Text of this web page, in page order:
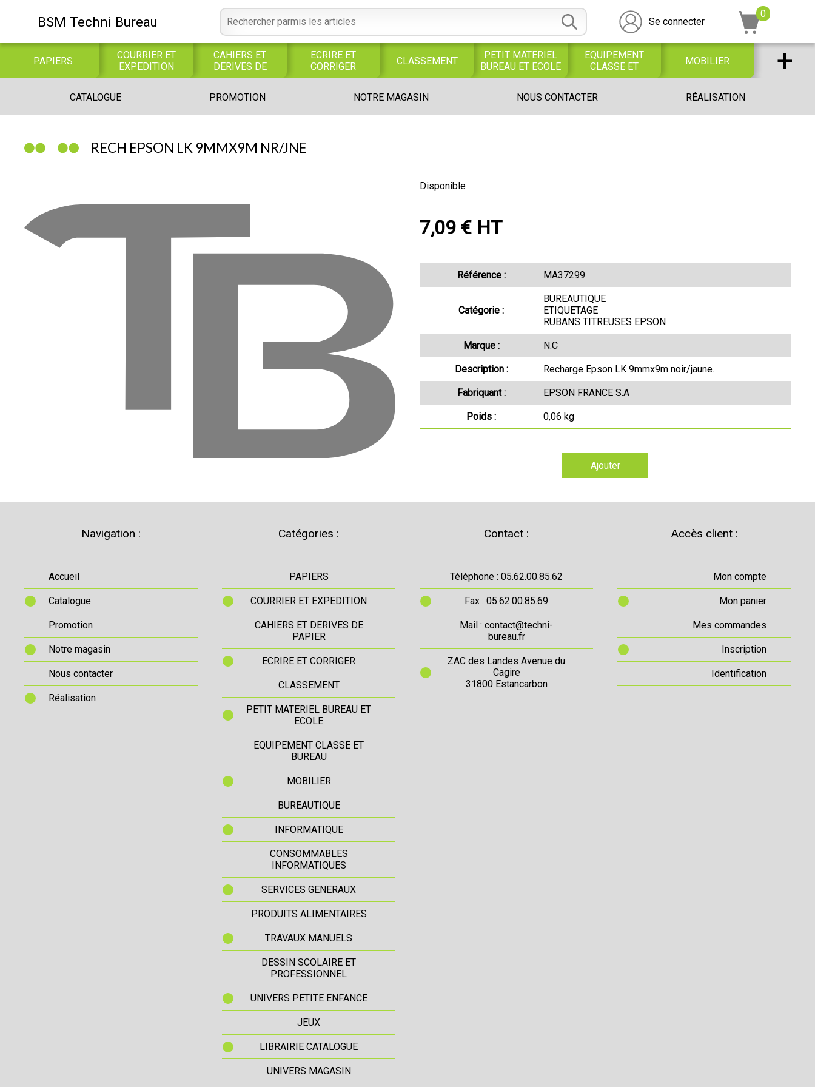
BSM Techni Bureau Se connecter
0
PAPIERS
COURRIER ET
EXPEDITION
CAHIERS ET
DERIVES DE
PAPIER
ECRIRE ET
CORRIGER
CLASSEMENT
PETIT MATERIEL
BUREAU ET ECOLE
EQUIPEMENT
CLASSE ET
BUREAU
MOBILIER
BUREAUTIQUE INFORMATIQUE
INFORMATIQUES
ALIMENTAIRES
MANUELS
PROFESSIONNEL
UNIVERS PETITE
ENFANCE
+
CATALOGUE PROMOTION NOTRE MAGASIN NOUS CONTACTER RÉALISATION
RECH EPSON LK 9MMX9M NR/JNE
Disponible
7,09 € HT
Référence : MA37299
Catégorie :
BUREAUTIQUE
ETIQUETAGE
RUBANS TITREUSES EPSON
Marque : N.C
Description : Recharge Epson LK 9mmx9m noir/jaune.
Fabriquant : EPSON FRANCE S.A
Poids : 0,06 kg
Ajouter
Navigation :
Accueil
Catalogue
Promotion
Notre magasin
Nous contacter
Réalisation
Catégories :
PAPIERS
COURRIER ET EXPEDITION
CAHIERS ET DERIVES DE
PAPIER
ECRIRE ET CORRIGER
CLASSEMENT
PETIT MATERIEL BUREAU ET
ECOLE
EQUIPEMENT CLASSE ET
BUREAU
MOBILIER
BUREAUTIQUE
INFORMATIQUE
CONSOMMABLES
INFORMATIQUES
SERVICES GENERAUX
PRODUITS ALIMENTAIRES
TRAVAUX MANUELS
DESSIN SCOLAIRE ET
PROFESSIONNEL
UNIVERS PETITE ENFANCE
JEUX
LIBRAIRIE CATALOGUE
UNIVERS MAGASIN
Contact :
Téléphone : 05.62.00.85.62
Fax : 05.62.00.85.69
Mail : contact@techni-
bureau.fr
ZAC des Landes Avenue du
Cagire
31800 Estancarbon
Accès client :
Mon compte
Mon panier
Mes commandes
Inscription
Identification